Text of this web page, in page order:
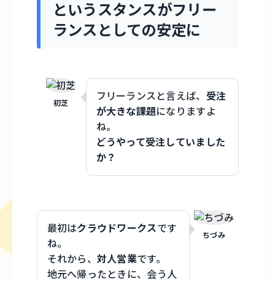
というスタンスがフリー
ランスとしての安定に
初芝
フリーランスと言えば、 受注
が大きな課題になりますよ
ね。
どうやって受注していました
か？
ちづみ
最初はクラウドワークスです
ね。
それから、 対人営業です。
地元へ帰ったときに、会う人